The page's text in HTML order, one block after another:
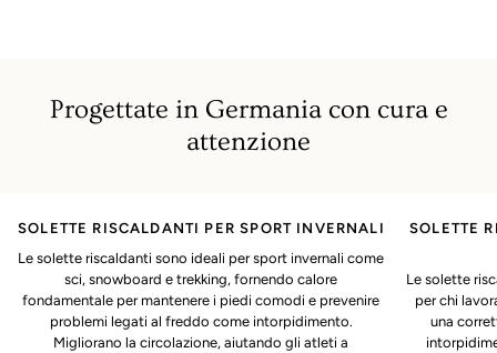
Progettate in Germania con cura e
attenzione
SOLETTE RISCALDANTI PER SPORT INVERNALI
Le solette riscaldanti sono ideali per sport invernali come
sci, snowboard e trekking, fornendo calore
fondamentale per mantenere i piedi comodi e prevenire
problemi legati al freddo come intorpidimento.
Migliorano la circolazione, aiutando gli atleti a
SOLETTE
Le solette
per chi
una